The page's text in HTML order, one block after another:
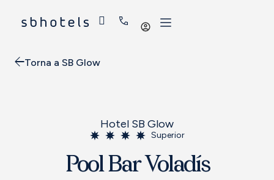
Iniciar
Torna a SB Glow
Hotel SB Glow
Superior
Pool Bar Voladís